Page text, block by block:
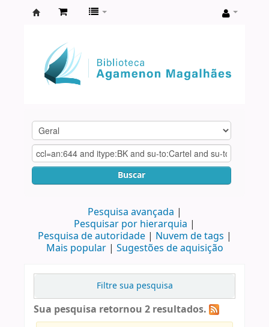
Agamenon
Magalhães
Buscar
Pesquisa avançada
Pesquisar por hierarquia
Pesquisa de autoridade
Nuvem de tags
Mais popular
Sugestões de aquisição
Filtre sua pesquisa
Sua pesquisa retornou 2 resultados.